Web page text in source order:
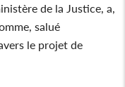
de la Justice, a,
salué
le projet de